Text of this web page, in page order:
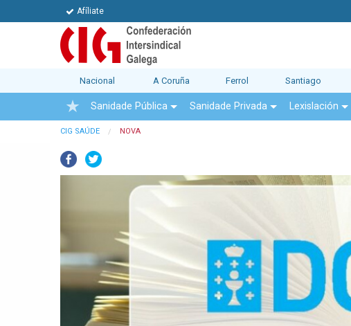
Afíliate
Nacional A Coruña Ferrol Santiago
Sanidade Pública Sanidade Privada Lexislación
CIG SAÚDE NOVA
Facebook